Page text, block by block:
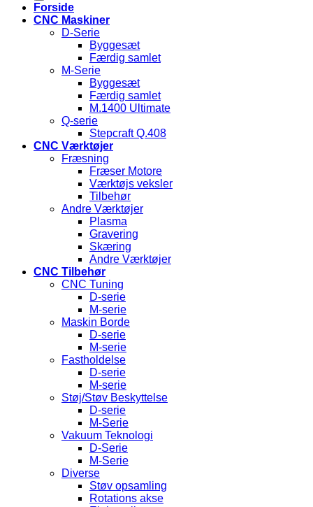
Forside
CNC Maskiner
D-Serie
Byggesæt
Færdig samlet
M-Serie
Byggesæt
Færdig samlet
M.1400 Ultimate
Q-serie
Stepcraft Q.408
CNC Værktøjer
Fræsning
Fræser Motore
Værktøjs veksler
Tilbehør
Andre Værktøjer
Plasma
Gravering
Skæring
Andre Værktøjer
CNC Tilbehør
CNC Tuning
D-serie
M-serie
Maskin Borde
D-serie
M-serie
Fastholdelse
D-serie
M-serie
Støj/Støv Beskyttelse
D-serie
M-Serie
Vakuum Teknologi
D-Serie
M-Serie
Diverse
Støv opsamling
Rotations akse